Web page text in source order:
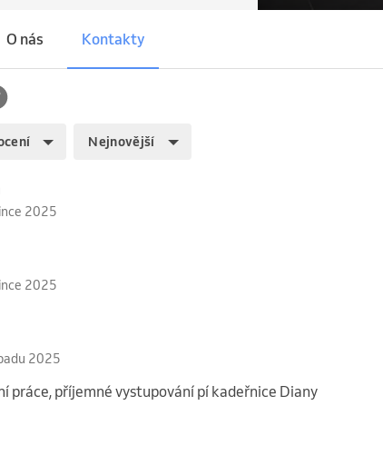
O nás Kontakty
Nejnovější
2025
2025
2025
práce, příjemné vystupování pí kadeřnice Diany